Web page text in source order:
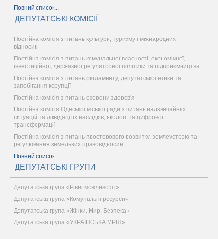
Повний список...
ДЕПУТАТСЬКІ КОМІСІЇ
Постійна комісія з питань культури, туризму і міжнародних
відносин
Постійна комісія з питань комунальної власності, економічної,
інвестиційної, державної регуляторної політики та підприємництва
Постійна комісія з питань регламенту, депутатської етики та
запобігання корупції
Постійна комісія з питань охорони здоров'я
Постійна комісія Одеської міської ради з питань надзвичайних
ситуацій та ліквідації їх наслідків, екології та цифрової
трансформації
Постійна комісія з питань просторового розвитку, землеустрою та
регулювання земельних правовідносин
Повний список...
ДЕПУТАТСЬКІ ГРУПИ
Депутатська група «Рівні можливості»
Депутатська група «Комунальні ресурси»
Депутатська група «Жінки. Мир. Безпека»
Депутатська група «УКРАЇНСЬКА МРІЯ»